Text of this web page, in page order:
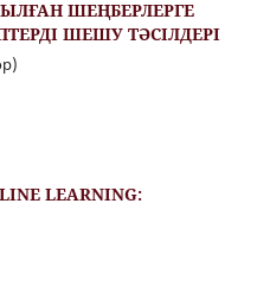
ШЕҢБЕРЛЕРГЕ
ШЕШУ ТӘСІЛДЕРІ
LEARNING: